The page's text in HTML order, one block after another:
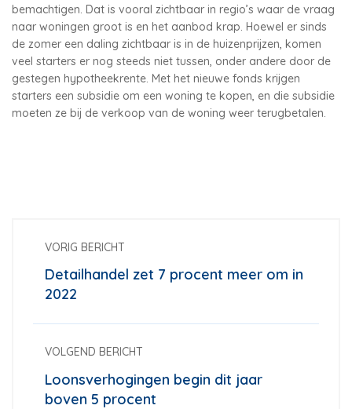
bemachtigen. Dat is vooral zichtbaar in regio’s waar de vraag
naar woningen groot is en het aanbod krap. Hoewel er sinds
de zomer een daling zichtbaar is in de huizenprijzen, komen
veel starters er nog steeds niet tussen, onder andere door de
gestegen hypotheekrente. Met het nieuwe fonds krijgen
starters een subsidie om een woning te kopen, en die subsidie
moeten ze bij de verkoop van de woning weer terugbetalen.
VORIG BERICHT
Detailhandel zet 7 procent meer om in
2022
VOLGEND BERICHT
Loonsverhogingen begin dit jaar
boven 5 procent